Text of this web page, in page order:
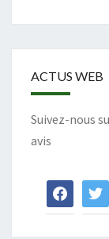
ACTUS WEB
Suivez-nous
avis
facebook